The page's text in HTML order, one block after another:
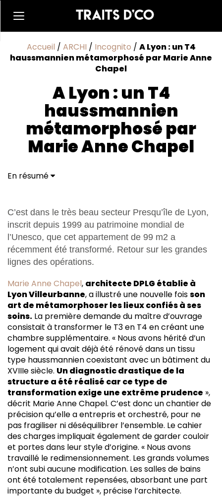
Accueil / ARCHI / Incognito / A Lyon : un T4
haussmannien métamorphosé par Marie Anne
Chapel
A Lyon : un T4
haussmannien
métamorphosé par
Marie Anne Chapel
En résumé
C’est dans le très beau secteur Presqu’île de Lyon,
inscrit depuis 1999 au patrimoine mondial de
l’Unesco, que cet appartement de 99 m2 a
récemment été transformé. Retour sur les grandes
lignes des opérations.
Marie Anne Chapel, architecte DPLG établie à
Lyon Villeurbanne, a illustré une nouvelle foisson
art de métamorphoser les lieux confiés à ses
soins. La première demande du maître d’ouvrage
consistait à transformer le T3 en T4 en créant une
chambre supplémentaire. « Nous avons hérité d’un
logement qui avait déjà été rénové dans un tissu
type haussmannien coexistant avec un bâtiment du
XVIIIe siècle. Un diagnostic drastique de la
structure a été réalisé car ce type de
transformation exige une extrême prudence »,
décrit Marie Anne Chapel. C’est donc un chantier de
précision qu’elle a entrepris et orchestré, pour ne
pas fragiliser ni déséquilibrer l’ensemble. Le cahier
des charges impliquait également de garder couloir
et portes dans leur style d’origine. « Nous avons
travaillé le redimensionnement. Les grands volumes
n’ont subi aucune modification. Les salles de bains
ont été totalement repensées, absorbant une part
importante du budget », précise l’architecte.